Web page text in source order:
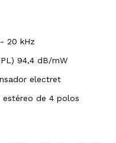
20 kHz
94,4 dB/mW
electret
estéreo de 4 polos